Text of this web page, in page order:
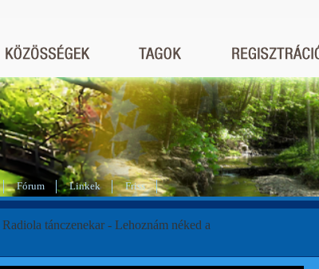
Fórum Linkek Friss
tánczenekar - Lehoznám néked a